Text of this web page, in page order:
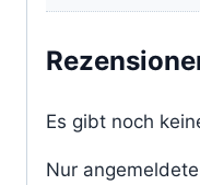
Es gibt noch
Nur